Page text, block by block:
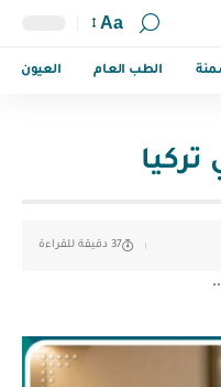
Aa
الطب العام العيون
تركيا
37 دقيقة للقراءة